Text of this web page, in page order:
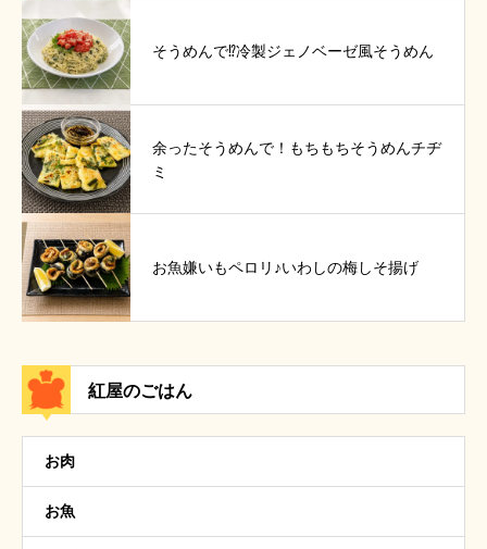
そうめんで⁉冷製ジェノベーゼ風そうめん
余ったそうめんで！もちもちそうめんチヂ
ミ
お魚嫌いもペロリ♪いわしの梅しそ揚げ
紅屋のごはん
お肉
お魚